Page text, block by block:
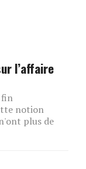
l’affaire
fin
notion
plus de